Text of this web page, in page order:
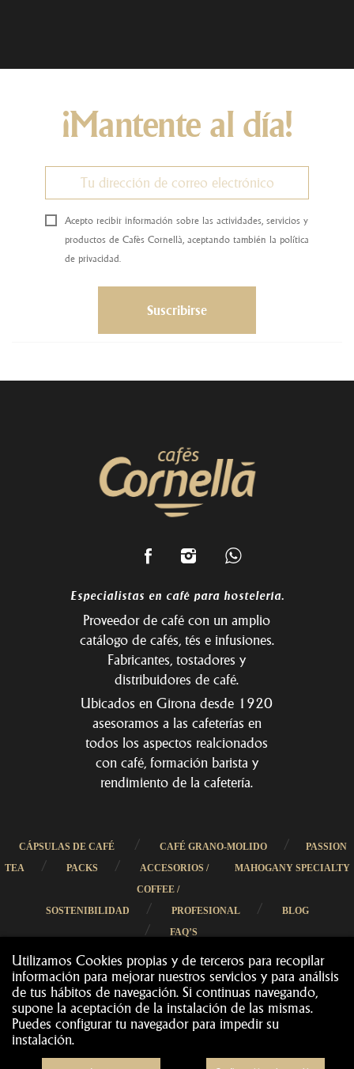
Utilizamos Cookies propias y de terceros para recopilar
información para mejorar nuestros servicios y para análisis
de tus hábitos de navegación. Si continuas navegando,
supone la aceptación de la instalación de las mismas.
Puedes configurar tu navegador para impedir su
instalación.
¡Mantente al día!
Acepto recibir información sobre las actividades, servicios y
productos de Cafès Cornellà, aceptando también la política
de privacidad.
Especialistas en café para hostelería.
Proveedor de café con un amplio
catálogo de cafés, tés e infusiones.
Fabricantes, tostadores y
distribuidores de café.
Ubicados en Girona desde 1920
asesoramos a las cafeterías en
todos los aspectos realcionados
con café, formación barista y
rendimiento de la cafetería.
CÁPSULAS DE CAFÉ / CAFÉ GRANO-MOLIDO /
PASSION
TEA
/ PACKS / ACCESORIOS /
MAHOGANY SPECIALTY
COFFEE /
SOSTENIBILIDAD
/ PROFESIONAL / BLOG
/ FAQ’S
Cafès Cornellà 2019© Todos los derechos reservados